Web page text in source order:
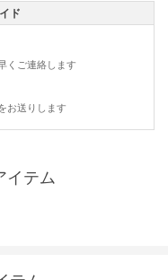
ド
くご連絡します
お送りします
イテム